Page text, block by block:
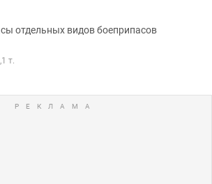
отдельных видов боеприпасов
т.